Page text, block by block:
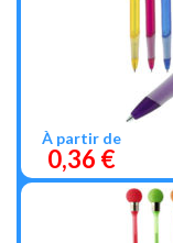
À partir de
0,36 €